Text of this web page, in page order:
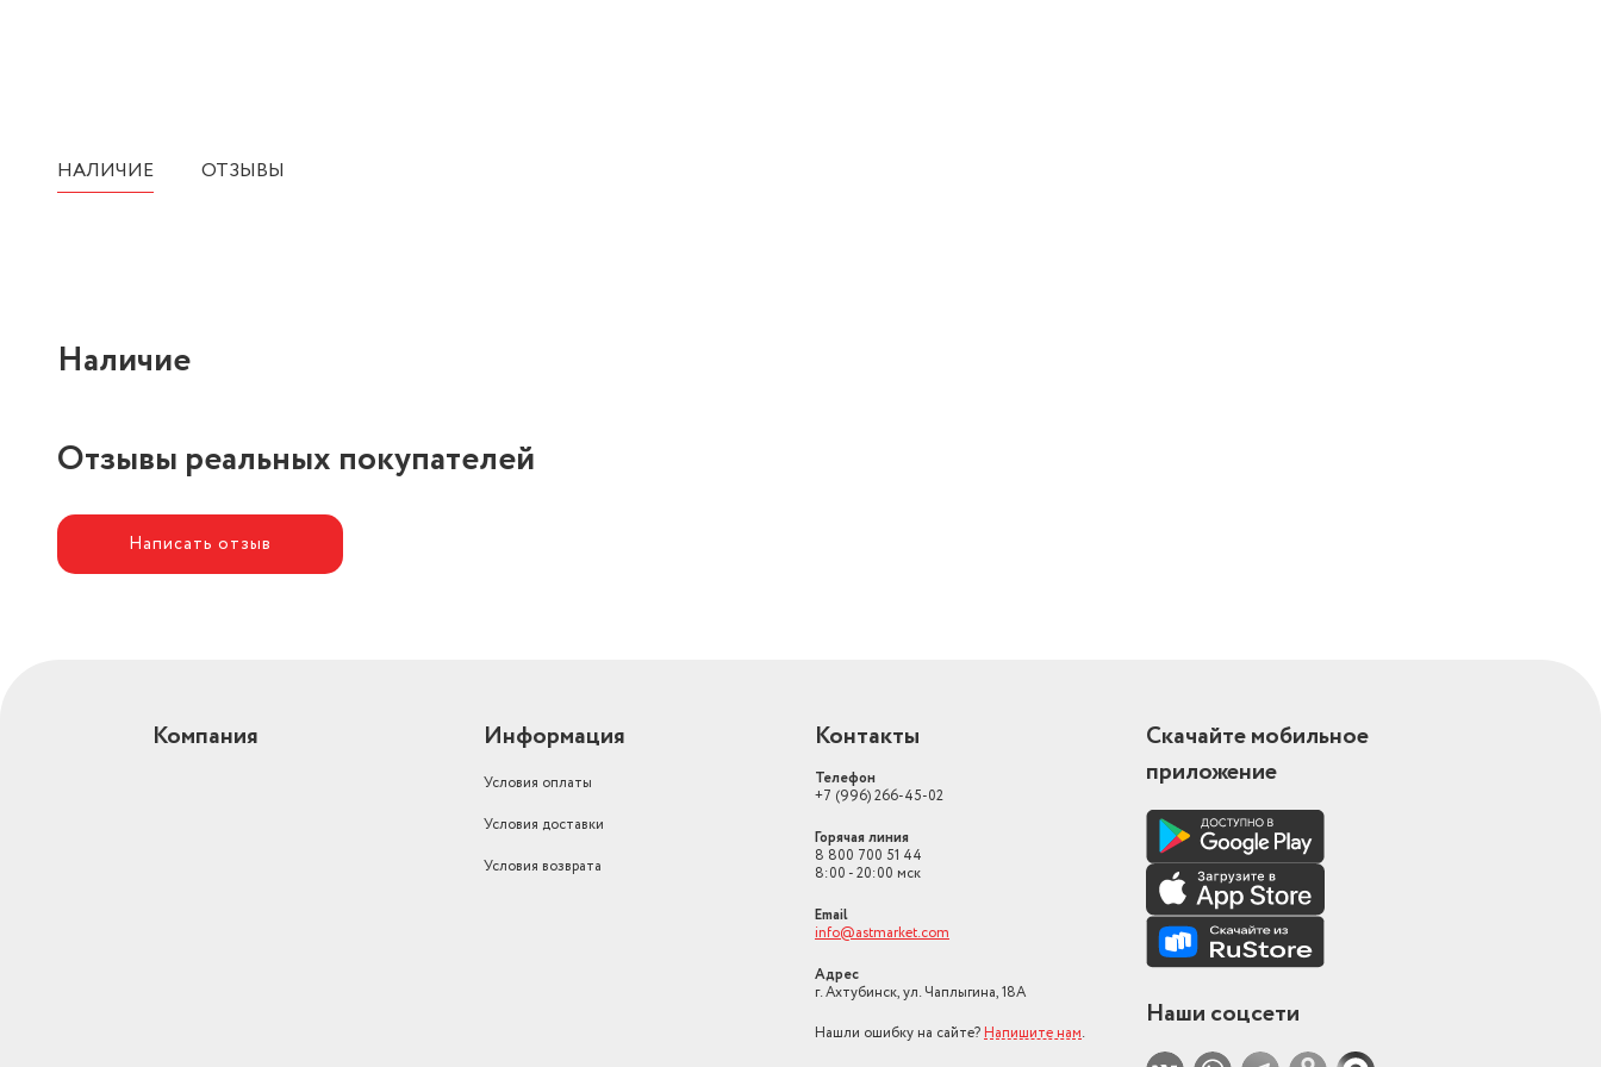
НАЛИЧИЕ ОТЗЫВЫ
Наличие
Отзывы реальных покупателей
Написать отзыв
Компания Информация
Условия оплаты
Условия доставки
Условия возврата
Контакты
Телефон
+7 (996) 266-45-02
Горячая линия
8 800 700 51 44
8:00 - 20:00 мск
Email
info@astmarket.com
Адрес
г. Ахтубинск, ул. Чаплыгина, 18А
Нашли ошибку на сайте? Напишите нам.
Скачайте мобильное
приложение
Наши соцсети